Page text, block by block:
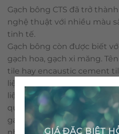
GIÁ ĐẶC BIỆT
Gạch bông CTS đã trở
nghệ thuật với nhiều màu
tinh tế.
Gạch bông còn được biết
gạch hoa, gạch xi măng.
tile hay encaustic cement
liệu thân thiện môi trường
liệu tự nhiên và không sử
quá trình sản xuất. Cấu tạo
gạch bông được sản xuất